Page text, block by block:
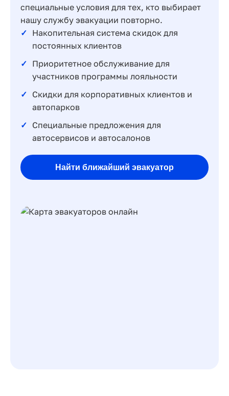
специальные условия для тех, кто выбирает
нашу службу эвакуации повторно.
Накопительная система скидок для
постоянных клиентов
Приоритетное обслуживание для
участников программы лояльности
Скидки для корпоративных клиентов и
автопарков
Специальные предложения для
автосервисов и автосалонов
Найти ближайший эвакуатор